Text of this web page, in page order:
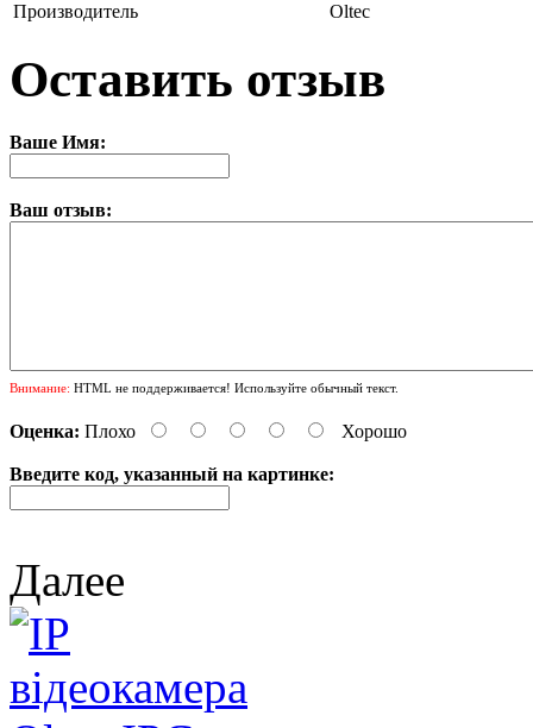
Производитель
Oltec
Оставить отзыв
Ваше Имя:
Ваш отзыв:
Внимание: HTML не поддерживается! Используйте обычный текст.
Оценка: Плохо Хорошо
Введите код, указанный на картинке:
Далее